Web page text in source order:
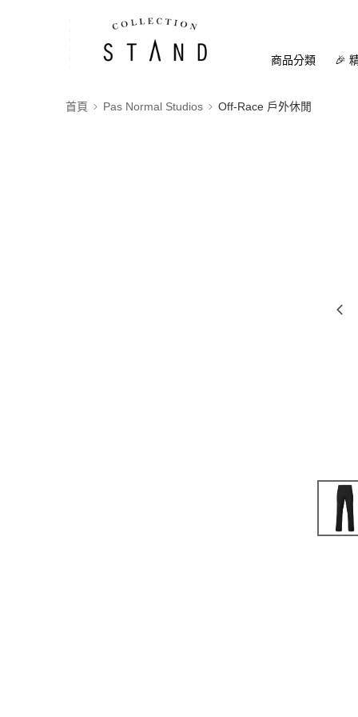
商品分類 🎉
首頁 Pas Normal Studios Off-Race 戶外休閒